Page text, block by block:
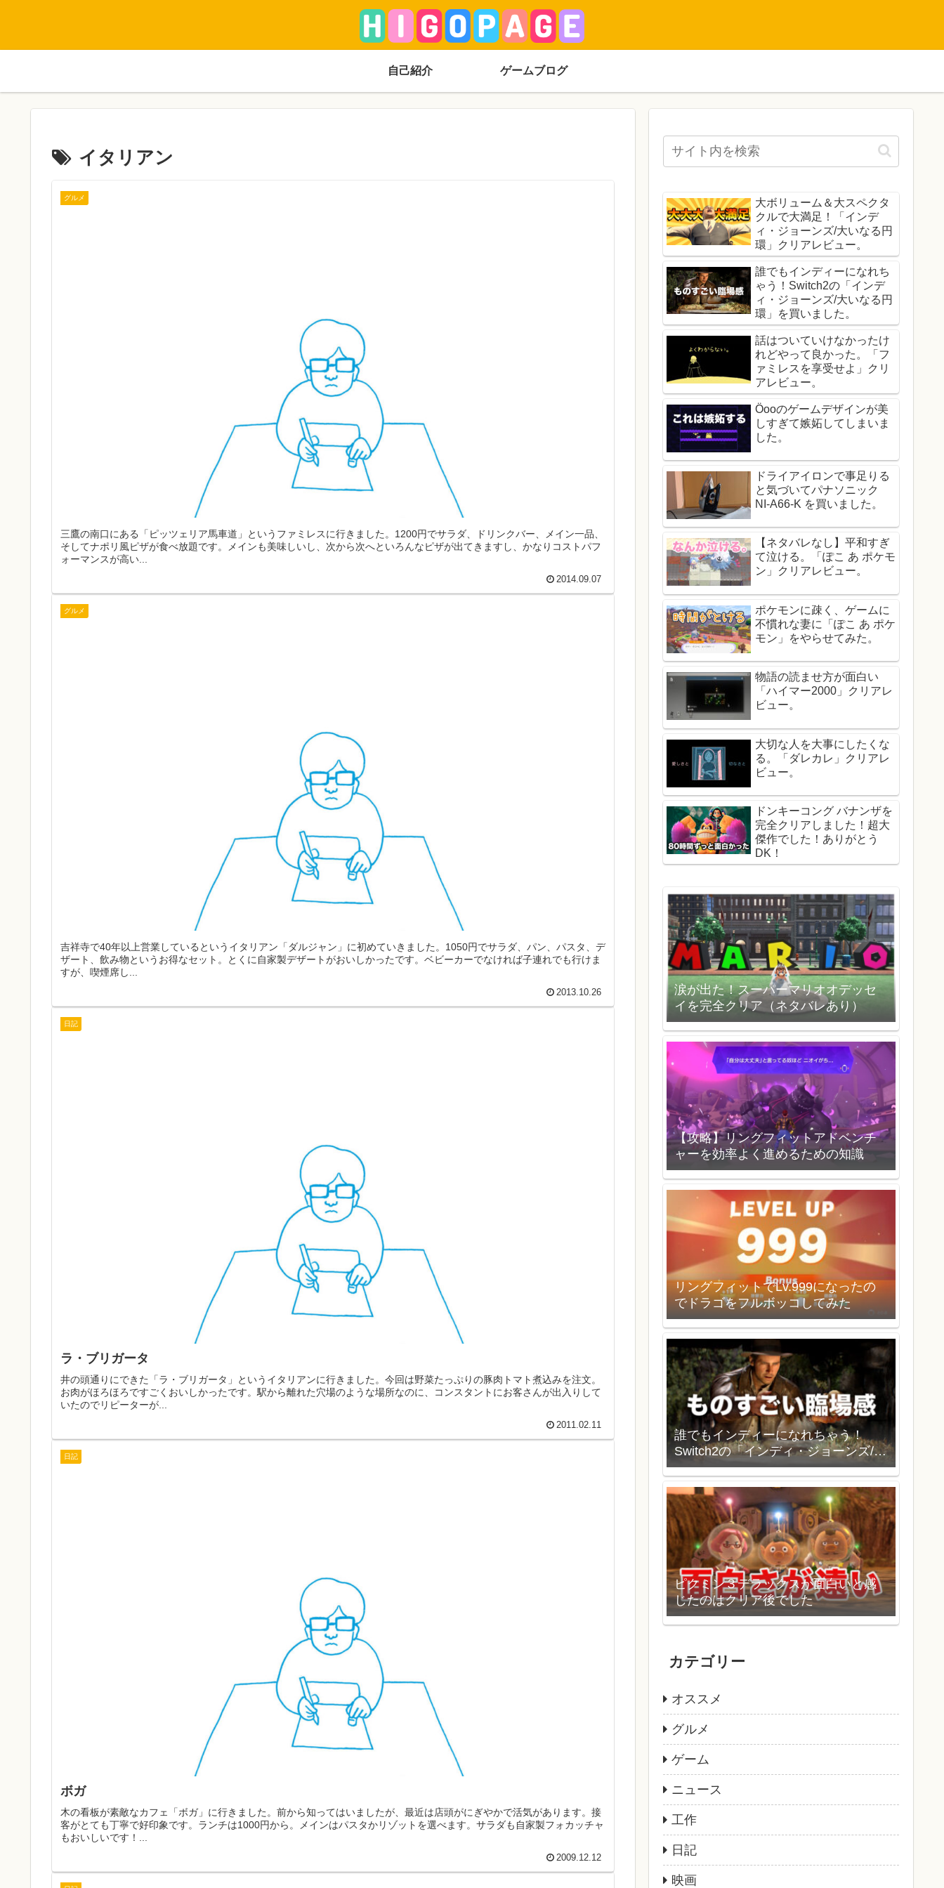
自己紹介 ゲームブログ
イタリアン
グルメ
三鷹の南口にある「ピッツェリア馬車道」というファミレスに行きました。1200円でサラダ、ドリンクバー、メイン一品、
そしてナポリ風ピザが食べ放題です。メインも美味しいし、次から次へといろんなピザが出てきますし、かなりコストパフ
ォーマンスが高い...
2014.09.07
グルメ
吉祥寺で40年以上営業しているというイタリアン「ダルジャン」に初めていきました。1050円でサラダ、パン、パスタ、デ
ザート、飲み物というお得なセット。とくに自家製デザートがおいしかったです。ベビーカーでなければ子連れでも行けま
すが、喫煙席し...
2013.10.26
日記
ラ・ブリガータ
井の頭通りにできた「ラ・ブリガータ」というイタリアンに行きました。今回は野菜たっぷりの豚肉トマト煮込みを注文。
お肉がほろほろですごくおいしかったです。駅から離れた穴場のような場所なのに、コンスタントにお客さんが出入りして
いたのでリピーターが...
2011.02.11
日記
ボガ
木の看板が素敵なカフェ「ボガ」に行きました。前から知ってはいましたが、最近は店頭がにぎやかで活気があります。接
客がとても丁寧で好印象です。ランチは1000円から。メインはパスタかリゾットを選べます。サラダも自家製フォカッチャ
もおいしいです！...
2009.12.12
大ボリューム＆大スペクタ
クルで大満足！「インデ
ィ・ジョーンズ/大いなる円
環」クリアレビュー。
誰でもインディーになれち
ゃう！Switch2の「インデ
ィ・ジョーンズ/大いなる円
環」を買いました。
話はついていけなかったけ
れどやって良かった。「フ
ァミレスを享受せよ」クリ
アレビュー。
Öooのゲームデザインが美
しすぎて嫉妬してしまいま
した。
ドライアイロンで事足りる
と気づいてパナソニック
NI-A66-K を買いました。
【ネタバレなし】平和すぎ
て泣ける。「ぽこ あ ポケモ
ン」クリアレビュー。
ポケモンに疎く、ゲームに
不慣れな妻に「ぽこ あ ポケ
モン」をやらせてみた。
物語の読ませ方が面白い
「ハイマー2000」クリアレ
ビュー。
大切な人を大事にしたくな
る。「ダレカレ」クリアレ
ビュー。
ドンキーコング バナンザを
完全クリアしました！超大
傑作でした！ありがとう
DK！
涙が出た！スーパーマリオオデッセ
イを完全クリア（ネタバレあり）
【攻略】リングフィットアドベンチ
ャーを効率よく進めるための知識
リングフィットでLv.999になったの
でドラゴをフルボッコしてみた
誰でもインディーになれちゃう！
Switch2の「インディ・ジョーンズ/大
いなる円環」を買いました。
ピクミン３デラックスが面白いと感
じたのはクリア後でした
カテゴリー
オススメ
グルメ
ゲーム
ニュース
工作
日記
映画